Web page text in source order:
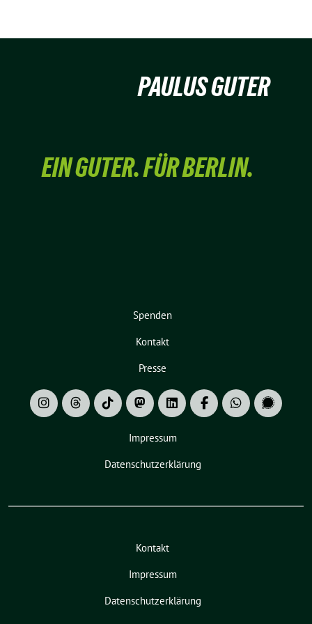
PAULUS GUTER
EIN GUTER. FÜR BERLIN.
Spenden
Kontakt
Presse
Impressum
Datenschutzerklärung
Kontakt
Impressum
Datenschutzerklärung